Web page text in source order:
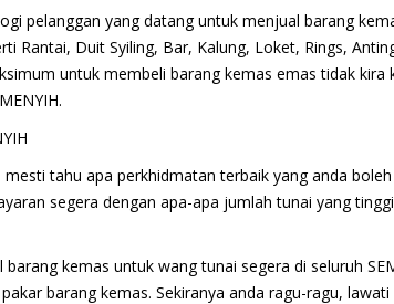
pelanggan yang datang untuk menjual barang
Rantai, Duit Syiling, Bar, Kalung, Loket, Rings,
untuk membeli barang kemas emas tidak kira
tahu apa perkhidmatan terbaik yang anda
segera dengan apa-apa jumlah tunai yang
kemas untuk wang tunai segera di seluruh
barang kemas. Sekiranya anda ragu-ragu,